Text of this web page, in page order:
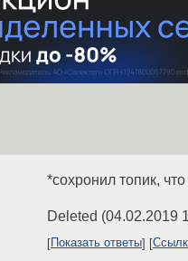
*сохронил топик,
Deleted (04.02.2019
Показать ответы